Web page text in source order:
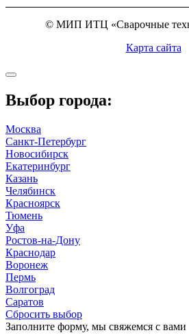
© МИП ИТЦ «Сварочные
Карта сайта
Выбор города:
Москва
Санкт-Петербург
Новосибирск
Екатеринбург
Казань
Челябинск
Красноярск
Тюмень
Уфа
Ростов-на-Дону
Краснодар
Воронеж
Пермь
Волгоград
Саратов
Сбросить выбор
Заполните форму, мы свяжемся с вами